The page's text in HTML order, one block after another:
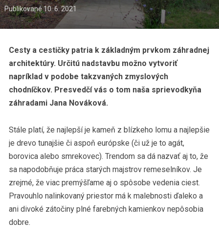
Publikované10. 6. 2021
Cesty a cestičky patria k základným prvkom záhradnej
architektúry. Určitú nadstavbu možno vytvoriť
napríklad v podobe takzvaných zmyslových
chodníčkov. Presvedčí vás o tom naša sprievodkyňa
záhradami Jana Nováková.
Stále platí, že najlepší je kameň z blízkeho lomu a najlepšie
je drevo tunajšie či aspoň európske (či už je to agát,
borovica alebo smrekovec). Trendom sa dá nazvať aj to, že
sa napodobňuje práca starých majstrov remeselníkov. Je
zrejmé, že viac premýšľame aj o spôsobe vedenia ciest.
Pravouhlo nalinkovaný priestor má k malebnosti ďaleko a
ani divoké zátočiny plné farebných kamienkov nepôsobia
dobre.